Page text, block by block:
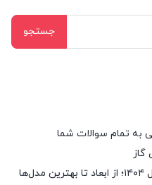
به تمام سوالات شما
گاز